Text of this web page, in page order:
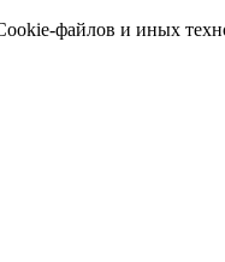
файлов и иных